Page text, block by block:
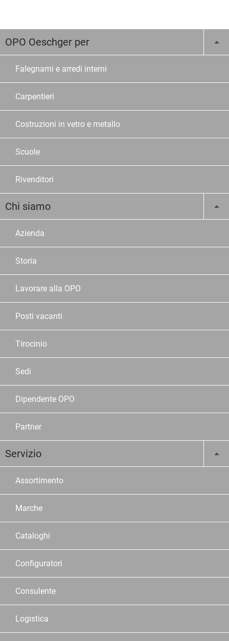
OPO Oeschger per
Falegnami e arredi interni
Carpentieri
Costruzioni in vetro e metallo
Scuole
Rivenditori
Chi siamo
Azienda
Storia
Lavorare alla OPO
Posti vacanti
Tirocinio
Sedi
Dipendente OPO
Partner
Servizio
Assortimento
Marche
Cataloghi
Configuratori
Consulente
Logistica